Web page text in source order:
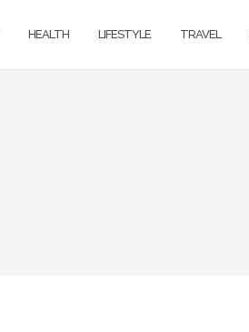
HEALTH LIFESTYLE TRAVEL